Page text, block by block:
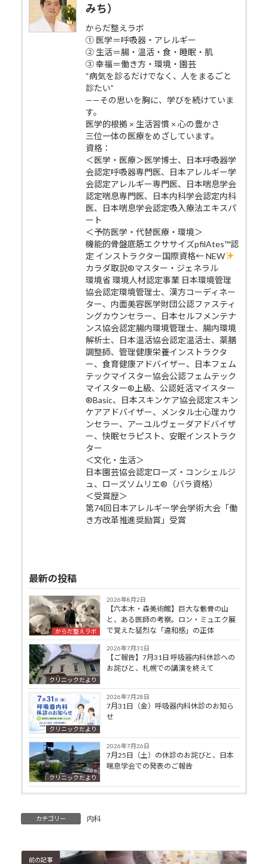
みち）
からだ整えラボ
① 医学＝呼吸器・アレルギー
② 生活＝腸・温活・食・睡眠・肌
③ 幸福＝働き方・環境・園芸
“病気を診るだけでなく、人をまるごと
診たい”
——その思いを胸に、学びを続けていま
す。
医学的根拠 × 生活習慣 × 心の豊かさ
三位一体の医療をめざしています。
資格：
＜医学・医療＞医学博士、日本呼吸器学
会認定呼吸器専門医、日本アレルギー学
会認定アレルギー専門医、日本喘息学会
認定喘息専門医、日本内科学会認定内科
医、日本喘息学会認定吸入療法エキスパ
ート
＜予防医学・代替医療・環境＞
機能的骨盤底筋エクササイズpfilAtes™認
定 インストラクター国際資格← NEW
カラダ取説®マスター・ジェネラル
環境省 環境人材認定事業 日本環境管理
協会認定環境管理士、漢方コーディネー
ター、内面美容医学財団公認ファスティ
ングカウンセラー、日本セルフメンテナ
ンス協会認定腸内環境管理士、腸内環境
解析士、日本温活協会認定温活士、薬膳
調整師、管理健康栄養インストラクタ
ー、食育健康アドバイザー、日本フェム
テックマイスター協会公認フェムテック
マイスター®上級、公認妊活マイスター
®Basic、日本スキンケア協会認定スキン
ケアアドバイザー、メンタル士心理カウ
ンセラー、アーユルヴェーダアドバイザ
ー、快眠セラピスト、安眠インストラク
ター
＜文化・生活＞
日本園芸協会認定ローズ・コンシェルジ
ュ、ローズソムリエ®（バラ資格）
＜受賞歴＞
第74回日本アレルギー学会学術大会「働
き方改革推進奨励賞」受賞
最新の投稿
からだ整えラボ
2026年8月2日
【六本木・森美術館】巨大な骸骨の山
と、ある医師の考察。ロン・ミュエク展
で覚えた猛烈な「違和感」の正体
クリニックだより
2026年7月31日
【ご報告】7月31日 呼吸器内科休診への
お詫びと、札幌での講演を終えて
クリニックだより
2026年7月28日
7月31日（金）呼吸器内科休診のお知ら
せ
クリニックだより
2026年7月26日
7月25日（土）の休診のお詫びと、日本
喘息学会での発表のご報告
カテゴリー 内科
前の記事